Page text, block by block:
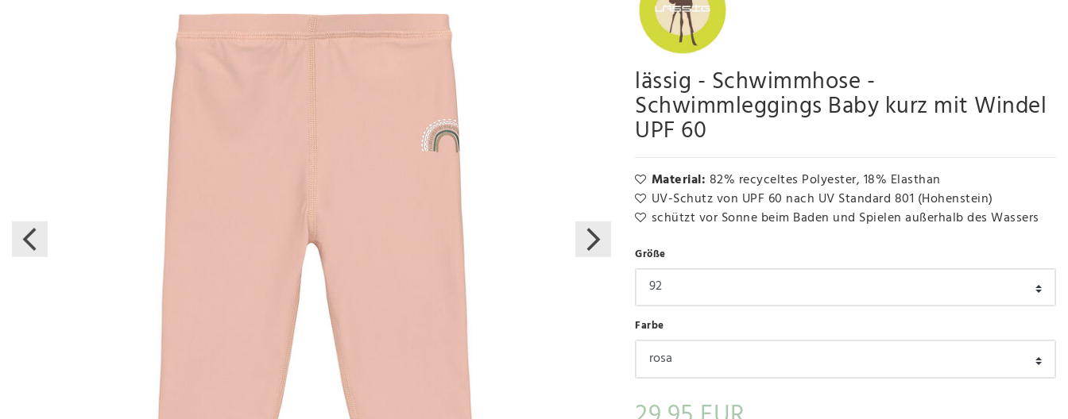
lässig - Schwimmhose -
Schwimmleggings Baby kurz mit Windel
UPF 60
Material: 82% recyceltes Polyester, 18% Elasthan
UV-Schutz von UPF 60 nach UV Standard 801 (Hohenstein)
schützt vor Sonne beim Baden und Spielen außerhalb des Wassers
Größe
Farbe